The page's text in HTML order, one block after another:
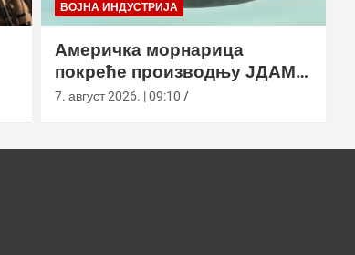
ВОЈНА ИНДУСТРИЈА
Америчка морнарица
покреће производњу ЈДАМ-
ЛР за Супер Хорнет
7. август 2026. | 09:10